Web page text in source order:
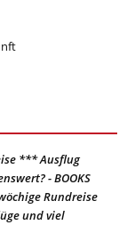
*** Ausflug
- BOOKS
Rundreise
und viel